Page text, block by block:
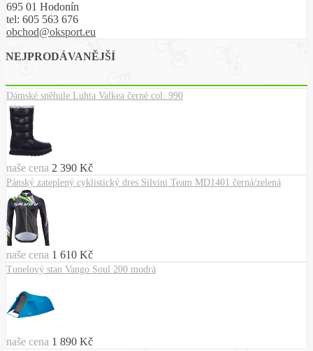
695 01 Hodonín
tel: 605 563 676
obchod@oksport.eu
NEJPRODÁVANĚJŠÍ
Dámské sněhule Luhta Valkea černé col. 990
naše cena 2 390 Kč
Pánský zateplený cyklistický dres Silvini Team MD1401 černá/zelená
naše cena 1 610 Kč
Tunelový stan Vango Soul 200 modrá
naše cena 1 890 Kč